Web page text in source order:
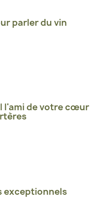
parler du vin
l'ami de votre cœur
exceptionnels